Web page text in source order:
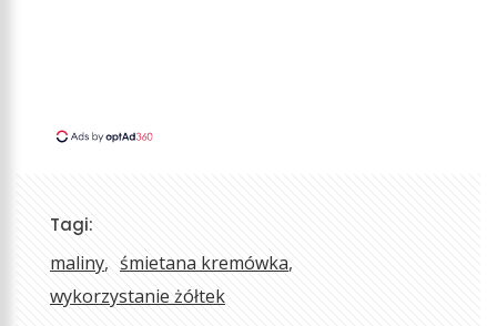
Tagi:
maliny
śmietana kremówka
wykorzystanie żółtek